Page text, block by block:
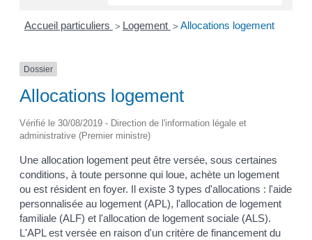
Accueil particuliers > Logement > Allocations logement
Dossier
Allocations logement
Vérifié le 30/08/2019 - Direction de l'information légale et
administrative (Premier ministre)
Une allocation logement peut être versée, sous certaines
conditions, à toute personne qui loue, achète un logement
ou est résident en foyer. Il existe 3 types d'allocations : l'aide
personnalisée au logement (APL), l'allocation de logement
familiale (ALF) et l'allocation de logement sociale (ALS).
L'APL est versée en raison d'un critère de financement du